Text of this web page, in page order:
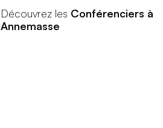
Découvrez les Conférenciers à
Annemasse